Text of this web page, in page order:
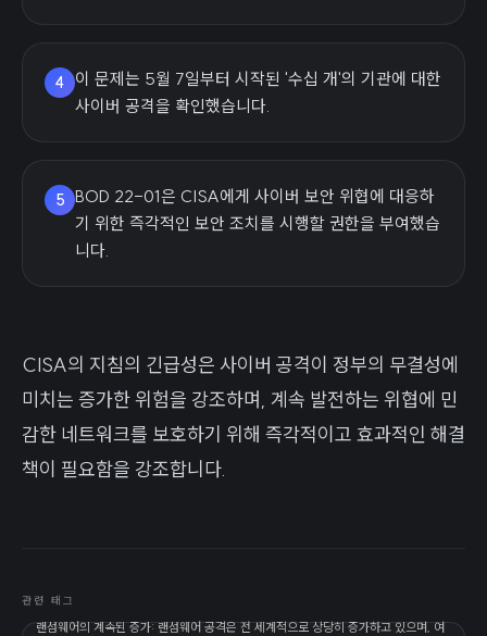
4
이 문제는 5월 7일부터 시작된 '수십 개'의 기관에 대한
사이버 공격을 확인했습니다.
5 BOD 22-01은 CISA에게 사이버 보안 위협에 대응하
기 위한 즉각적인 보안 조치를 시행할 권한을 부여했습
니다.
CISA의 지침의 긴급성은 사이버 공격이 정부의 무결성에
미치는 증가한 위험을 강조하며, 계속 발전하는 위협에 민
감한 네트워크를 보호하기 위해 즉각적이고 효과적인 해결
책이 필요함을 강조합니다.
관련 태그
랜섬웨어의 계속된 증가: 랜섬웨어 공격은 전 세계적으로 상당히 증가하고 있으며, 여